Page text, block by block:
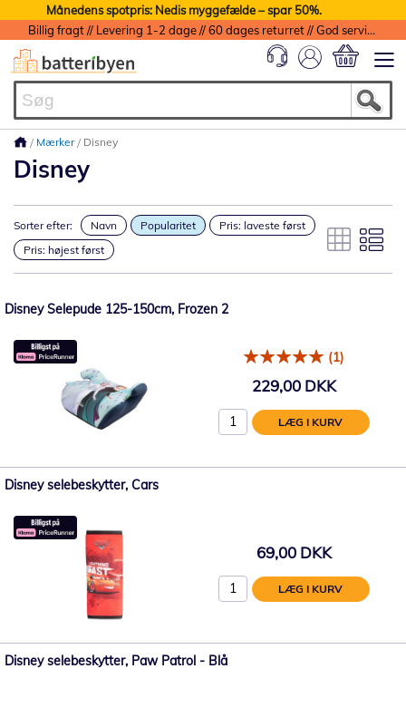
Månedens spotpris: Nedis myggefælde – spar 50%.
Billig fragt // Levering 1-2 dage // 60 dages returret // God service med garanti
Mærker Disney
Disney
Sorter efter: Navn Popularitet
Pris: laveste først
Pris: højest først
Disney Selepude 125-150cm, Frozen 2
(1)
229,00 DKK
LÆG I KURV
Disney selebeskytter, Cars
69,00 DKK
LÆG I KURV
Disney selebeskytter, Paw Patrol - Blå